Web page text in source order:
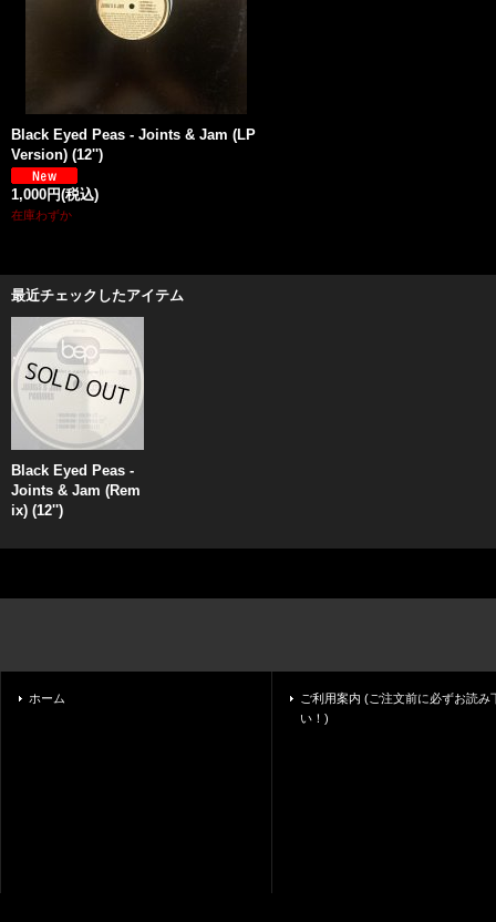
Black Eyed Peas - Joints & Jam (LP
Version) (12'')
1,000円(税込)
在庫わずか
最近チェックしたアイテム
Black Eyed Peas -
Joints & Jam (Rem
ix) (12'')
ホーム
ご利用案内 (ご注文前に必ずお読み
い！)